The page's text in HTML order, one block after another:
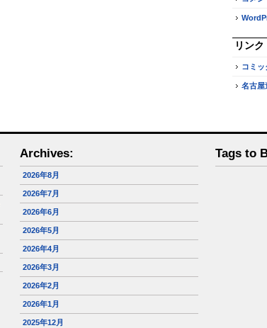
リンク
コミ
名古屋
Archives:
2026年8月
2026年7月
2026年6月
2026年5月
2026年4月
2026年3月
2026年2月
2026年1月
2025年12月
Tags to